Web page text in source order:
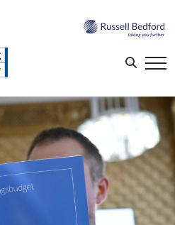
Sök efter: